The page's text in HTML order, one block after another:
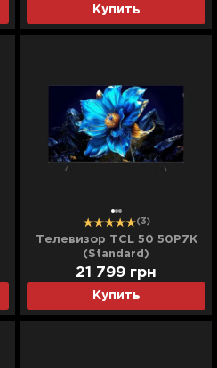
Купить
(3)
Телевизор TCL 50 50P7K
(Standard)
Купить
21 799 грн